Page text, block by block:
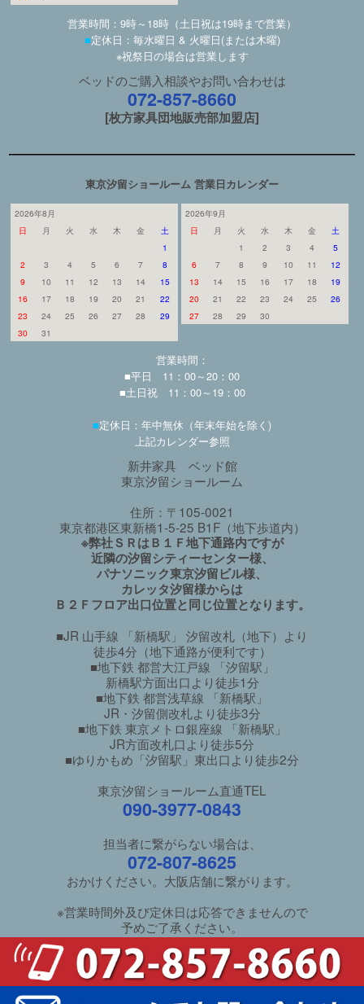
営業時間：9時～18時（土日祝は19時まで営業）
■定休日：毎水曜日 & 火曜日(または木曜)
※祝祭日の場合は営業します
ベッドのご購入相談やお問い合わせは
072-857-8660
[枚方家具団地販売部加盟店]
東京汐留ショールーム 営業日カレンダー
2026年8月
日
月 火 水 木 金
土
1
2
3 4 5 6 7
8
9
10 11 12 13 14
15
16
17 18 19 20 21
22
23
24 25 26 27 28
29
30
31
2026年9月
日
月 火 水 木 金
土
1
2 3 4
5
6
7 8 9 10 11
12
13
14 15 16 17 18
19
20
21 22 23 24 25
26
27
28 29 30
営業時間：
■平日 11：00～20：00
■土日祝 11：00～19：00
■定休日：年中無休（年末年始を除く)
上記カレンダー参照
新井家具 ベッド館
東京汐留ショールーム
住所：〒105-0021
東京都港区東新橋1-5-25 B1F（地下歩道内）
※弊社ＳＲはＢ１Ｆ地下通路内ですが
近隣の汐留シティーセンター様、
パナソニック東京汐留ビル様、
カレッタ汐留様からは
Ｂ２Ｆフロア出口位置と同じ位置となります。
■JR 山手線 「新橋駅」 汐留改札（地下）より
徒歩4分（地下通路が便利です）
■地下鉄 都営大江戸線 「汐留駅」
新橋駅方面出口より徒歩1分
■地下鉄 都営浅草線 「新橋駅」
JR・汐留側改札より徒歩3分
■地下鉄 東京メトロ銀座線 「新橋駅」
JR方面改札口より徒歩5分
■ゆりかもめ「汐留駅」東出口より徒歩2分
東京汐留ショールーム直通TEL
090-3977-0843
担当者に繋がらない場合は、
072-807-8625
おかけください。大阪店舗に繋がります。
※営業時間外及び定休日は応答できませんので
予めご了承ください。
ご利用ガイド/良くあるご質問
特定商取引法に基づく表示/個人情報保護方針